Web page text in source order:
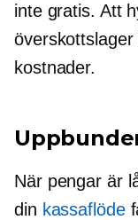
inte gratis. Att
kostnader.
När pengar är
din kassaflöde